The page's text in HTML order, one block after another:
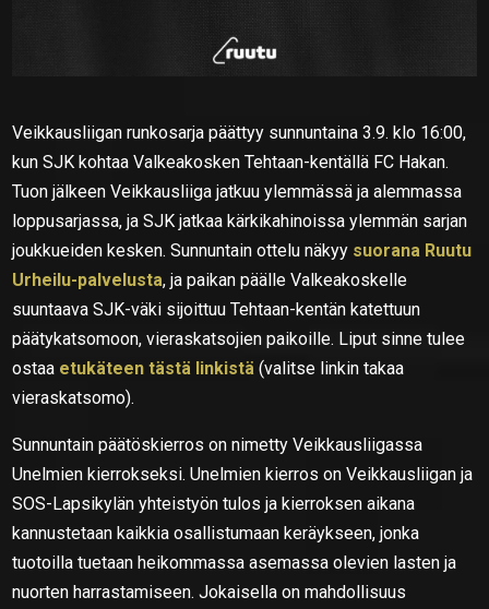
Veikkausliigan runkosarja päättyy sunnuntaina 3.9. klo 16:00,
kun SJK kohtaa Valkeakosken Tehtaan-kentällä FC Hakan.
Tuon jälkeen Veikkausliiga jatkuu ylemmässä ja alemmassa
loppusarjassa, ja SJK jatkaa kärkikahinoissa ylemmän sarjan
joukkueiden kesken. Sunnuntain ottelu näkyy suorana Ruutu
Urheilu-palvelusta, ja paikan päälle Valkeakoskelle
suuntaava SJK-väki sijoittuu Tehtaan-kentän katettuun
päätykatsomoon, vieraskatsojien paikoille. Liput sinne tulee
ostaa etukäteen tästä linkistä (valitse linkin takaa
vieraskatsomo).
Sunnuntain päätöskierros on nimetty Veikkausliigassa
Unelmien kierrokseksi. Unelmien kierros on Veikkausliigan ja
SOS-Lapsikylän yhteistyön tulos ja kierroksen aikana
kannustetaan kaikkia osallistumaan keräykseen, jonka
tuotoilla tuetaan heikommassa asemassa olevien lasten ja
nuorten harrastamiseen. Jokaisella on mahdollisuus